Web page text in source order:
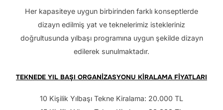
Her kapasiteye uygun birbirinden farklı konseptlerde
dizayn edilmiş yat ve teknelerimiz istekleriniz
doğrultusunda yılbaşı programına uygun şekilde dizayn
edilerek sunulmaktadır.
TEKNEDE YIL BAŞI ORGANİZASYONU KİRALAMA FİYATLARI
10 Kişilik Yılbaşı Tekne Kiralama: 20.000 TL